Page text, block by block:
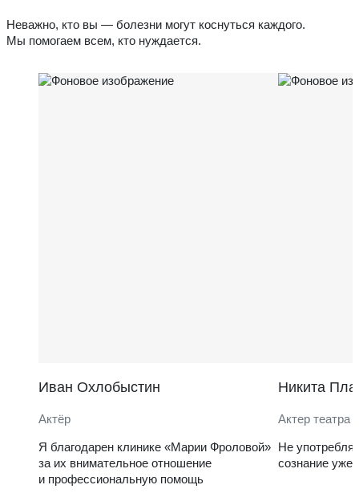
Неважно, кто вы — болезни могут коснуться каждого.
Мы помогаем всем, кто нуждается.
Иван Охлобыстин
Актёр
Я благодарен клинике «Марии Фроловой»
за их внимательное отношение
и профессиональную помощь
Никита
Актер театра
Не
сознание уже